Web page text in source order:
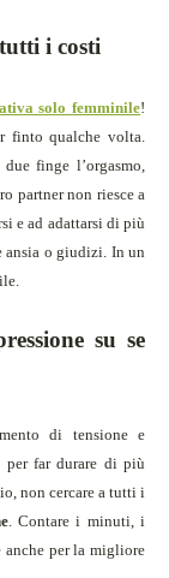
i costi
solo femminile!
finto qualche volta.
finge l’orgasmo,
partner non riesce a
e ad adattarsi di più
ansia o giudizi. In un
su se
di tensione e
per far durare di più
non cercare a tutti i
. Contare i minuti, i
per la migliore